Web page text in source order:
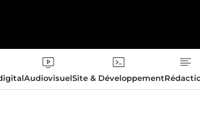
AudiovisuelSite & Développement